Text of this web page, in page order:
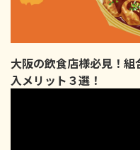
大阪の飲食店様必見！組
入メリット３選！